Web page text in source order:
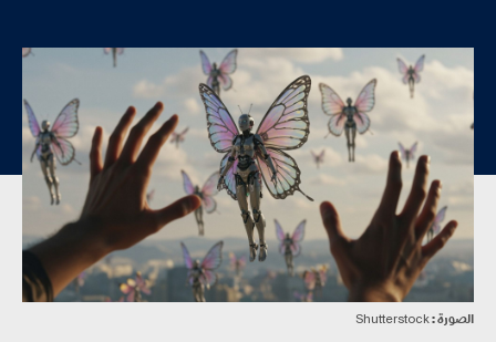
الصورة :Shutterstock